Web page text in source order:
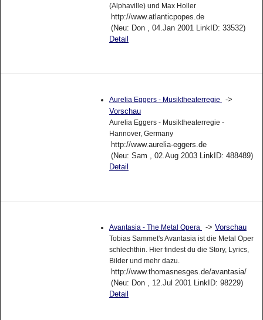
(Alphaville) und Max Holler
http://www.atlanticpopes.de
(Neu: Don , 04.Jan 2001 LinkID: 33532)
Detail
Aurelia Eggers - Musiktheaterregie
->
Vorschau
Aurelia Eggers - Musiktheaterregie -
Hannover, Germany
http://www.aurelia-eggers.de
(Neu: Sam , 02.Aug 2003 LinkID: 488489)
Detail
Avantasia - The Metal Opera -> Vorschau
Tobias Sammet's Avantasia ist die Metal Oper
schlechthin. Hier findest du die Story, Lyrics,
Bilder und mehr dazu.
http://www.thomasnesges.de/avantasia/
(Neu: Don , 12.Jul 2001 LinkID: 98229)
Detail